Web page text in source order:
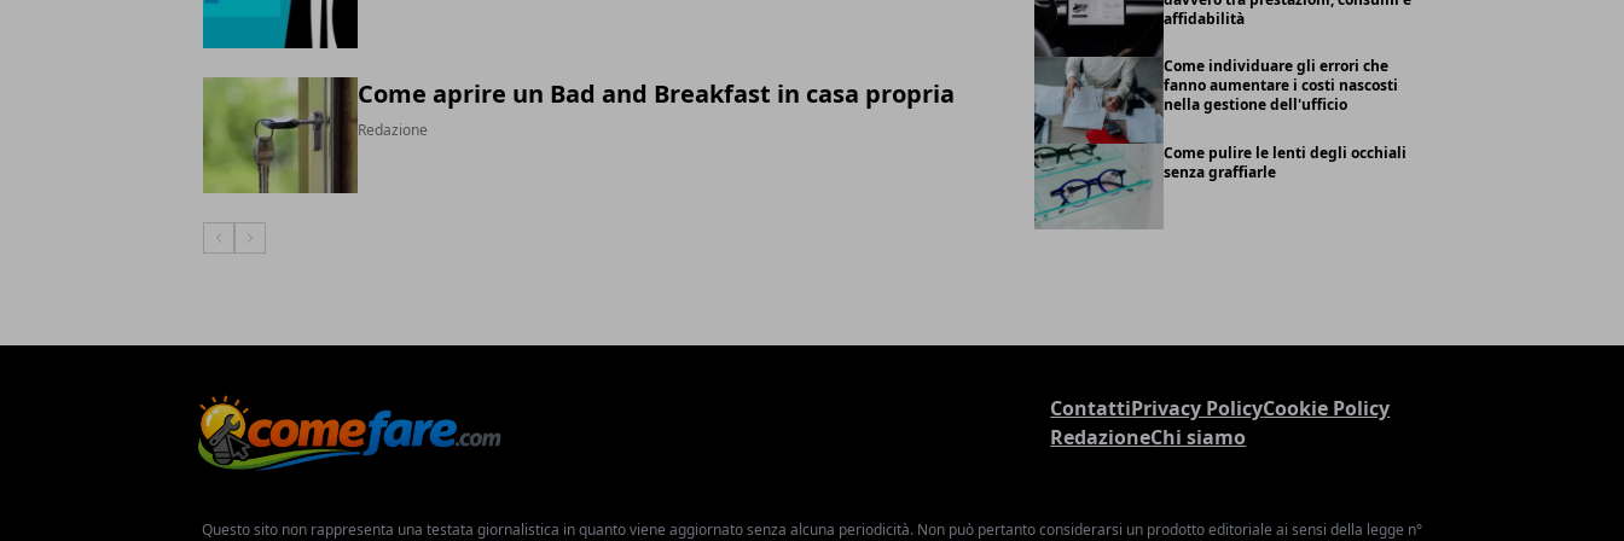
Come aprire un Bad and Breakfast in casa propria
Redazione
Articolo Precedente
Articolo Successivo
affidabilità
Come individuare gli errori che
fanno aumentare i costi nascosti
nella gestione dell'ufficio
Come pulire le lenti degli occhiali
senza graffiarle
ContattiPrivacy PolicyCookie Policy
RedazioneChi siamo
Questo sito non rappresenta una testata giornalistica in quanto viene aggiornato senza alcuna periodicità. Non può pertanto considerarsi un prodotto editoriale ai sensi della legge n°